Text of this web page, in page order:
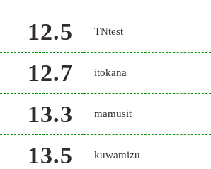
12.5 TNtest
12.7 itokana
13.3 mamusit
13.5 kuwamizu